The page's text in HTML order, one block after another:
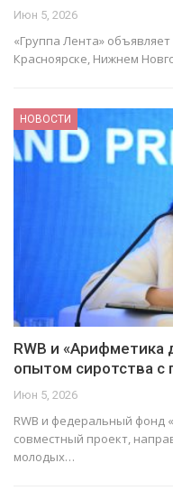
Июн 5, 2026
«Группа Лента»
Красноярске, Нижнем
НОВОСТИ
RWB и «Арифметика
опытом сиротства
Июн 5, 2026
RWB и федеральный фонд
совместный проект,
молодых…